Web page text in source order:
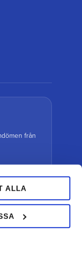
ALLA
från